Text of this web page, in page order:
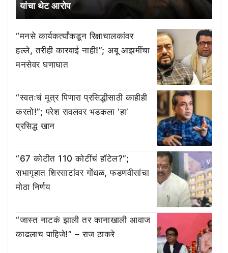
यांचा थेट आरोप
“मनसे कार्यकर्त्यांकडून रिक्षाचालकांवर
हल्ले, तरीही कारवाई नाही!”; अबू आझमींचा
मनसेवर घणाघात
“स्वतःचं मूत्र पिणारा प्रसिद्धीसाठी काहीही
करतो!”; परेश रावलवर भडकला ‘हा’
प्रसिद्ध खान
“67 कोटीत 110 कोटींचं हॉटेल?”;
सभागृहात शिरसाटांवर गोंधळ, फडणवीसांचा
मोठा निर्णय
“जास्त नाटकं झाली तर कानाखाली आवाज
काढलाच पाहिजे!” – राज ठाकरे